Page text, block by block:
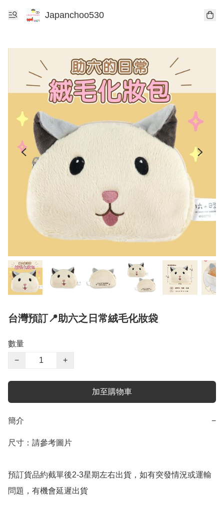
Japanchoo530
台灣預訂📍助六之日常絨毛化妝袋
數量
−
+
加至購物車
簡介 −
尺寸：請參考圖片
預訂貨品約截單後2-3星期左右出貨，如有突發情況或運輸
問題，有機會延遲出貨